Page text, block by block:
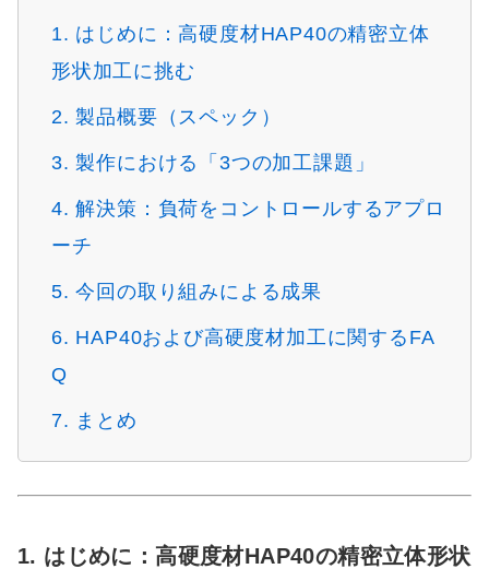
1. はじめに：高硬度材HAP40の精密立体
形状加工に挑む
2. 製品概要（スペック）
3. 製作における「3つの加工課題」
4. 解決策：負荷をコントロールするアプロ
ーチ
5. 今回の取り組みによる成果
6. HAP40および高硬度材加工に関するFA
Q
7. まとめ
1. はじめに：高硬度材HAP40の精密立体形状